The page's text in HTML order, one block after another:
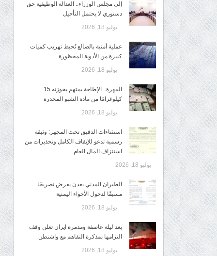
إلى مجلس الوزراء.. العدالة الوظيفية حق
دستوري لا يحتمل التأجيل
يوليو 18, 2026
عملية أمنية بالضالع تُحبط تهريب كميات
كبيرة من الأدوية المحظورة
يوليو 18, 2026
المهرة.. الإطاحة بمتهم بحوزته 15
كيلوغرامًا من مادة الشبو المخدرة
يوليو 18, 2026
استثناءات الدقيق تحت المجهر: وثيقة
رسمية تدعو للإيقاف الكامل وتحذيرات من
استنزاف المال العام
يوليو 18, 2026
الطيران المدني بعدن يفرض تصريحًا
مسبقًا لدخول الأجواء اليمنية
يوليو 18, 2026
بعد ليلة عاصفة ومدمرة ايران تعلن وقف
التزامها بمذكرة التفاهم مع واشنطن
يوليو 18, 2026